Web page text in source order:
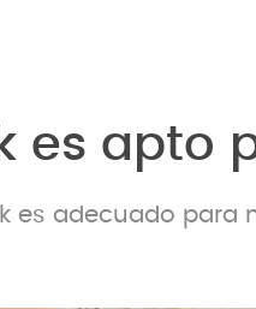
es apto
es adecuado para